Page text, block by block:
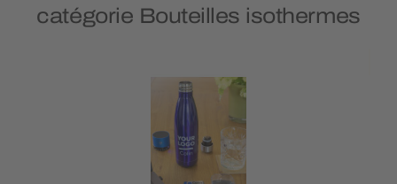
catégorie Bouteilles isothermes